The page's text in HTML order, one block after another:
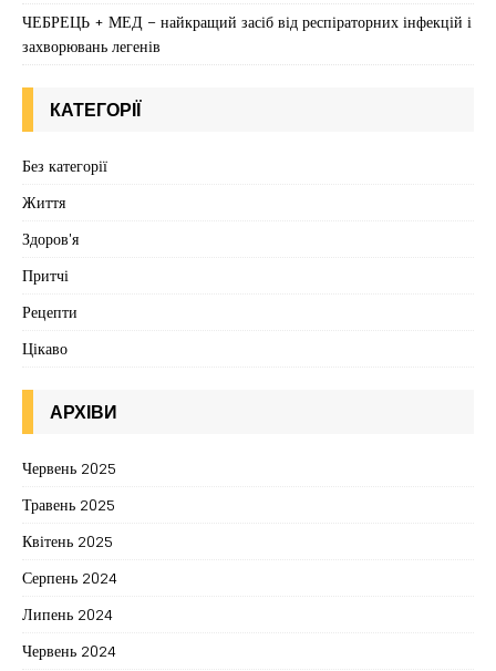
ЧЕБРЕЦЬ + МЕД – найкращий засіб від респіраторних інфекцій і
захворювань легенів
КАТЕГОРІЇ
Без категорії
Життя
Здоров'я
Притчі
Рецепти
Цікаво
АРХІВИ
Червень 2025
Травень 2025
Квітень 2025
Серпень 2024
Липень 2024
Червень 2024